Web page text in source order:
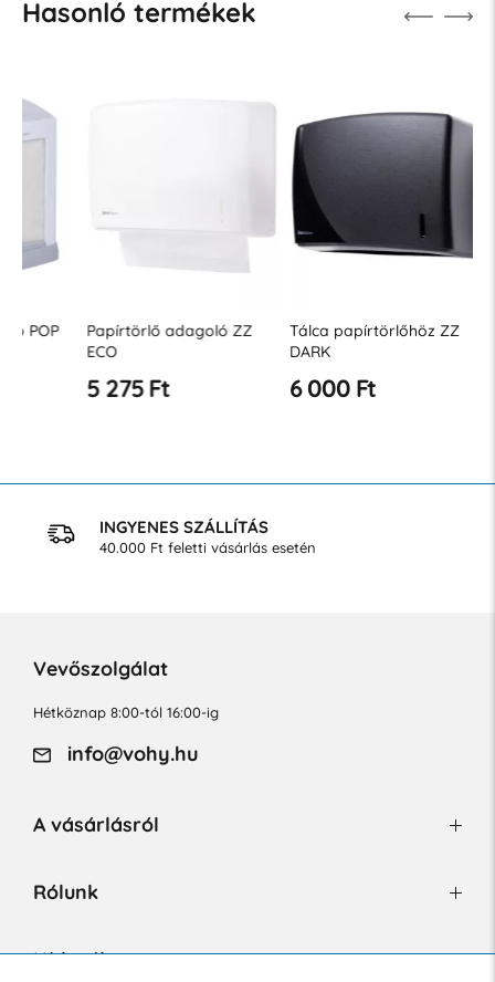
Hasonló termékek
Papírtörlő adagoló ZZ
5 275 Ft
Tálca papírtörlőhöz ZZ
6 000 Ft
INGYENES SZÁLLÍTÁS
40.000 Ft feletti vásárlás esetén
Vevőszolgálat
Hétköznap 8:00-tól 16:00-ig
info@vohy.hu
A vásárlásról
Rólunk
Hírlevél